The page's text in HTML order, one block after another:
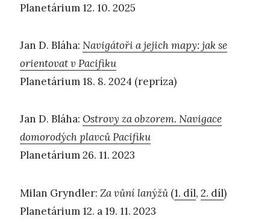
Planetárium 12. 10. 2025
Jan D. Bláha: Navigátoři a jejich mapy: jak se
orientovat v Pacifiku
Planetárium 18. 8. 2024 (repríza)
Jan D. Bláha: Ostrovy za obzorem. Navigace
domorodých plavců Pacifiku
Planetárium 26. 11. 2023
Milan Gryndler: Za vůní lanýžů (1. díl, 2. díl)
Planetárium 12. a 19. 11. 2023